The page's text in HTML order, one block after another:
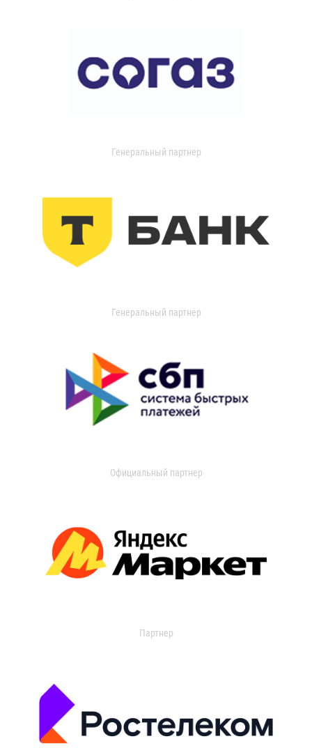
Генеральный партнер
Генеральный партнер
Официальный партнер
Партнер